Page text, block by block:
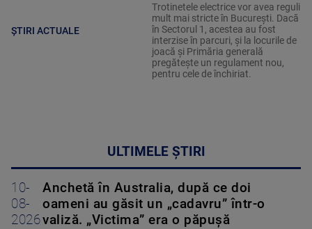
ȘTIRI ACTUALE
Trotinetele electrice vor avea reguli
mult mai stricte în București. Dacă
în Sectorul 1, acestea au fost
interzise în parcuri, și la locurile de
joacă și Primăria generală
pregătește un regulament nou,
pentru cele de închiriat.
ULTIMELE ȘTIRI
10-
08-
2026
Anchetă în Australia, după ce doi
oameni au găsit un „cadavru” într-o
valiză. „Victima” era o păpușă